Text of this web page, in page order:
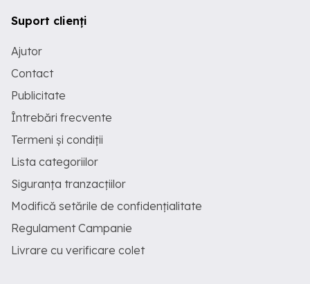
Suport clienți
Ajutor
Contact
Publicitate
Întrebări frecvente
Termeni și condiții
Lista categoriilor
Siguranța tranzacțiilor
Modifică setările de confidențialitate
Regulament Campanie
Livrare cu verificare colet